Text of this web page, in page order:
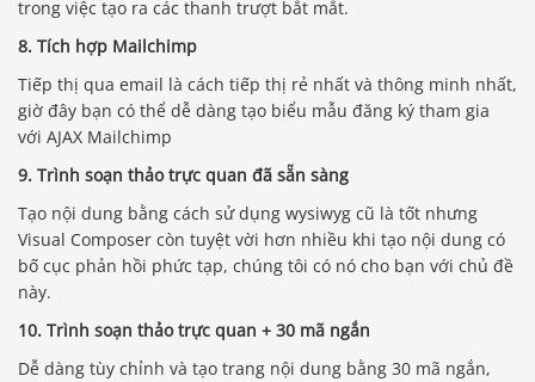
trong việc tạo ra các thanh trượt bắt mắt.
8. Tích hợp Mailchimp
Tiếp thị qua email là cách tiếp thị rẻ nhất và thông minh nhất,
giờ đây bạn có thể dễ dàng tạo biểu mẫu đăng ký tham gia
với AJAX Mailchimp
9. Trình soạn thảo trực quan đã sẵn sàng
Tạo nội dung bằng cách sử dụng wysiwyg cũ là tốt nhưng
Visual Composer còn tuyệt vời hơn nhiều khi tạo nội dung có
bố cục phản hồi phức tạp, chúng tôi có nó cho bạn với chủ đề
này.
10. Trình soạn thảo trực quan + 30 mã ngắn
Dễ dàng tùy chỉnh và tạo trang nội dung bằng 30 mã ngắn,